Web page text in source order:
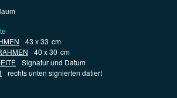
43 x 33 cm
40 x 30 cm
Signatur und Datum
rechts unten signierten datiert